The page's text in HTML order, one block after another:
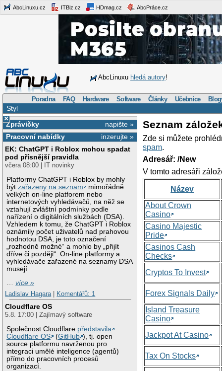
AbcLinuxu.cz ITBiz.cz HDmag.cz AbcPráce.cz
AbcLinuxu hledá autory!
Poradna FAQ Hardware Software Články Učebnice
Styl
×
napište »
Zprávičky
inzerujte »
Pracovní nabídky
EK: ChatGPT i Roblox mohou spadat
pod přísnější pravidla
včera 08:00 | IT novinky
Platformy ChatGPT i Roblox by mohly
býtzařazeny na seznam
mimořádně
velkých on-line platforem nebo
internetových vyhledávačů, na něž se
vztahují zvláštní podmínky podle
nařízení o digitálních službách (DSA).
Vzhledem k tomu, že ChatGPT i Roblox
oznámily počet uživatelů nad prahovou
hodnotou DSA, je toto označení
„rozhodně možné“ a mohlo by „přijít
dříve či později“. On-line platformy a
vyhledávače zařazené na seznamy DSA
musejí
…více »
Ladislav Hagara
Komentářů: 1
Cloudflare OS
5.8. 17:00 | Zajímavý software
Společnost Cloudflare představila
Cloudflare OS
(GitHub ), tj. open
source platformu navrženou pro
integraci umělé inteligence (agentů)
přímo do pracovních procesů
organizací.
Seznam
Zde si můžete
spam.
Adresář: /New
V tomto adresáři
Název
About Crown
Casino
Casino Majestic
Pride
Casinos Cash
Checks
Cryptos To Invest
Forex Signals Daily
Island Treasure
Casino
Jackpot At Casino
Tax On Stocks